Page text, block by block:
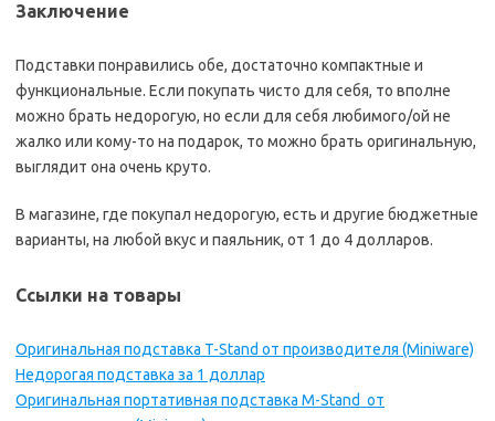
Заключение
Подставки понравились обе, достаточно компактные и
функциональные. Если покупать чисто для себя, то вполне
можно брать недорогую, но если для себя любимого/ой не
жалко или кому-то на подарок, то можно брать оригинальную,
выглядит она очень круто.
В магазине, где покупал недорогую, есть и другие бюджетные
варианты, на любой вкус и паяльник, от 1 до 4 долларов.
Ссылки на товары
Оригинальная подставка T-Stand от производителя (Miniware)
Недорогая подставка за 1 доллар
Оригинальная портативная подставка M-Stand от